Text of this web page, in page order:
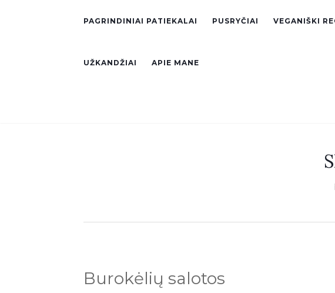
PAGRINDINIAI PATIEKALAI PUSRYČIAI VEGANIŠKI
UŽKANDŽIAI APIE MANE
Burokėlių salotos